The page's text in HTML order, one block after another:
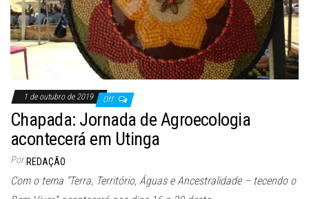
1 de outubro de 2019 Off
Chapada: Jornada de Agroecologia
acontecerá em Utinga
Por REDAÇÃO
Com o tema “Terra, Território, Águas e Ancestralidade – tecendo o